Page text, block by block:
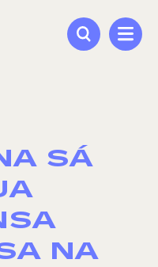
SÁ
NA